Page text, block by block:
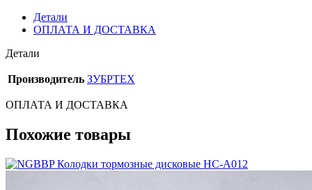
Детали
ОПЛАТА И ДОСТАВКА
Детали
Производитель ЗУБРТЕХ
ОПЛАТА И ДОСТАВКА
Похожие товары